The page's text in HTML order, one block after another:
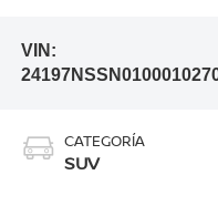
VIN:
CATEGORÍA
SUV